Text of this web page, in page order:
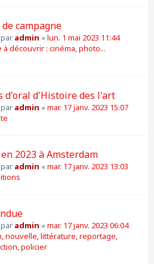
campagne
admin «lun. 1 mai 2023 11:44
à découvrir : cinéma, photo...
d'oral d'Histoire des l'art
admin «mar. 17 janv. 2023 15:07
2023 à Amsterdam
admin «mar. 17 janv. 2023 13:03
admin «mar. 17 janv. 2023 06:04
nouvelle, littérature, reportage,
policier